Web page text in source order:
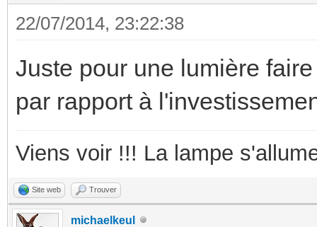
22/07/2014, 23:22:38
Juste pour une lumière
par rapport à
Viens voir !!! La lampe
Site web Trouver
michaelkeul